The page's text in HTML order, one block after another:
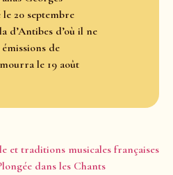
20 septembre
d’Antibes d’où il ne
de
le 19 août
et traditions musicales françaises
dans les Chants